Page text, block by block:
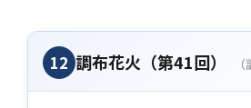
12 調布花火（第41回）